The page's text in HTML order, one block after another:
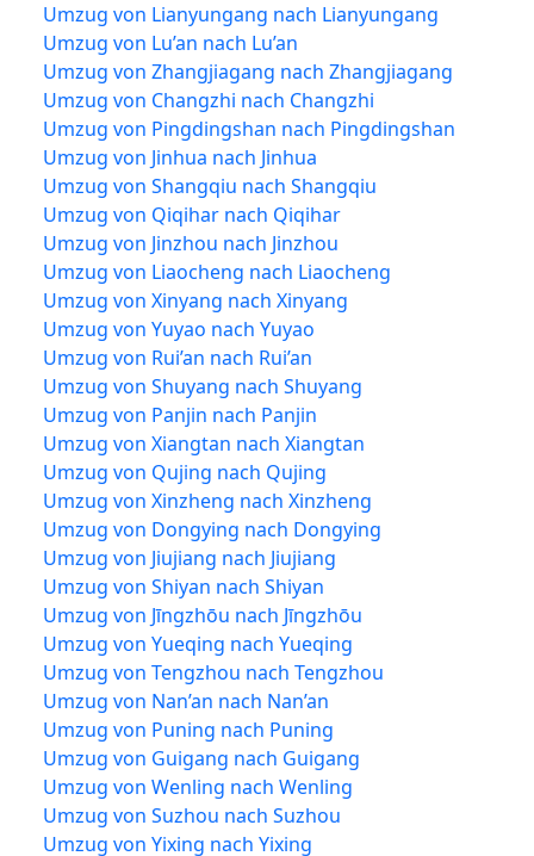
Umzug von Lianyungang nach Lianyungang
Umzug von Lu’an nach Lu’an
Umzug von Zhangjiagang nach Zhangjiagang
Umzug von Changzhi nach Changzhi
Umzug von Pingdingshan nach Pingdingshan
Umzug von Jinhua nach Jinhua
Umzug von Shangqiu nach Shangqiu
Umzug von Qiqihar nach Qiqihar
Umzug von Jinzhou nach Jinzhou
Umzug von Liaocheng nach Liaocheng
Umzug von Xinyang nach Xinyang
Umzug von Yuyao nach Yuyao
Umzug von Rui’an nach Rui’an
Umzug von Shuyang nach Shuyang
Umzug von Panjin nach Panjin
Umzug von Xiangtan nach Xiangtan
Umzug von Qujing nach Qujing
Umzug von Xinzheng nach Xinzheng
Umzug von Dongying nach Dongying
Umzug von Jiujiang nach Jiujiang
Umzug von Shiyan nach Shiyan
Umzug von Jīngzhōu nach Jīngzhōu
Umzug von Yueqing nach Yueqing
Umzug von Tengzhou nach Tengzhou
Umzug von Nan’an nach Nan’an
Umzug von Puning nach Puning
Umzug von Guigang nach Guigang
Umzug von Wenling nach Wenling
Umzug von Suzhou nach Suzhou
Umzug von Yixing nach Yixing